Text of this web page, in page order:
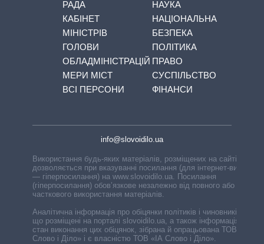
РАДА
КАБІНЕТ
МІНІСТРІВ
ГОЛОВИ
ОБЛАДМІНІСТРАЦІЙ
МЕРИ МІСТ
ВСІ ПЕРСОНИ
НАУКА
НАЦІОНАЛЬНА
БЕЗПЕКА
ПОЛІТИКА
ПРАВО
СУСПІЛЬСТВО
ФІНАНСИ
info@slovoidilo.ua
Використання будь-яких матеріалів, розміщених на сайті,
дозволяється при вказуванні посилання (для інтернет-видань
— гіперпосилання) на www.slovoidilo.ua. Посилання
(гіперпосилання) обов’язкове незалежно від повного або
часткового використання матеріалів.
Аналітична інформація про обіцянки політиків і чиновників,
що розміщені на порталі slovoidilo.ua, а також інформація про
стан виконання цих обіцянок, зібрана й опрацьована ТОВ «ІА
Слово і Діло» і є власністю ТОВ «ІА Слово і Діло».